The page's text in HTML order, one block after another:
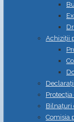
Achiziții
Bilnațuri
Comisia